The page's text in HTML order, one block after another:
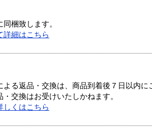
梱致します。
詳細はこちら
よる返品・交換は、商品到着後７日以内
交換はお受けいたしかねます。
しくはこちら